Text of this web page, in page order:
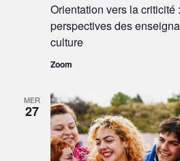
Orientation vers la
perspectives des
culture
Zoom
MER
27